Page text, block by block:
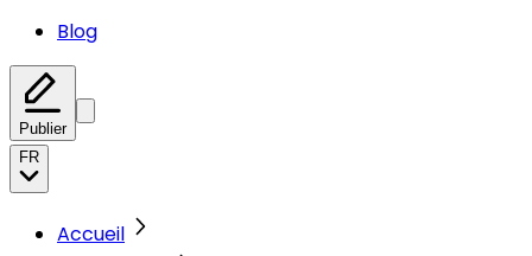
Blog
Publier
FR
Accueil